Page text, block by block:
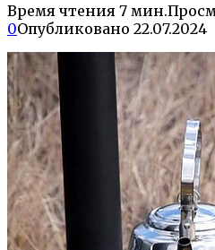
Время чтения 7 мин.
0Опубликовано 22.07.2024